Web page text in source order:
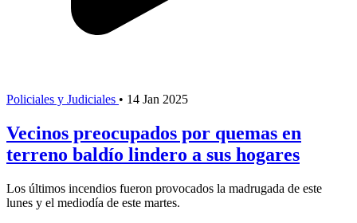
Policiales y Judiciales • 14 Jan 2025
Vecinos preocupados por quemas en
terreno baldío lindero a sus hogares
Los últimos incendios fueron provocados la madrugada de este
lunes y el mediodía de este martes.